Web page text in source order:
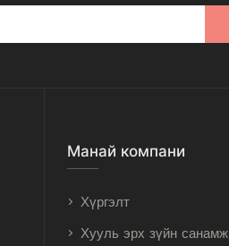
Манай компани
Хүргэлт
Хууль эрх зүйн санамж